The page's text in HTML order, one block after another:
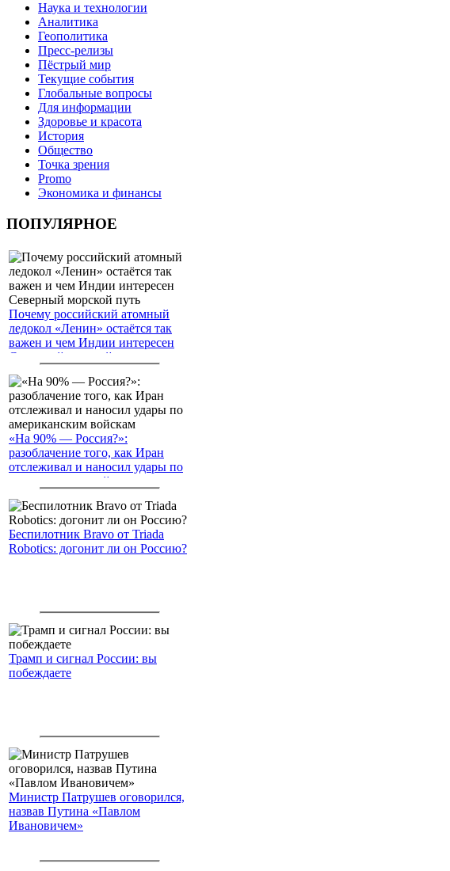
Наука и технологии
Аналитика
Геополитика
Пресс-релизы
Пёстрый мир
Текущие события
Глобальные вопросы
Для информации
Здоровье и красота
История
Общество
Точка зрения
Promo
Экономика и финансы
ПОПУЛЯРНОЕ
Почему российский атомный
ледокол «Ленин» остаётся так
важен и чем Индии интересен
Северный морской путь
«На 90% — Россия?»:
разоблачение того, как Иран
отслеживал и наносил удары по
американским войскам
Беспилотник Bravo от Triada
Robotics: догонит ли он Россию?
Трамп и сигнал России: вы
побеждаете
Министр Патрушев оговорился,
назвав Путина «Павлом
Ивановичем»